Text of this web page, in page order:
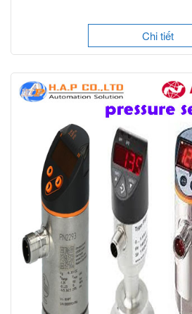
Chi tiết